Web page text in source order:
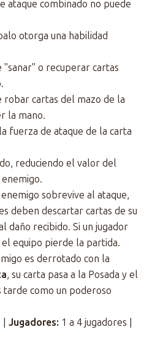
ataque combinado no puede
otorga una habilidad
"sanar" o recuperar cartas
robar cartas del mazo de la
la mano.
fuerza de ataque de la carta
reduciendo el valor del
sobrevive al ataque,
deben descartar cartas de su
daño recibido. Si un jugador
equipo pierde la partida.
es derrotado con la
, su carta pasa a la Posada y el
tarde como un poderoso
Jugadores: 1 a 4 jugadores |